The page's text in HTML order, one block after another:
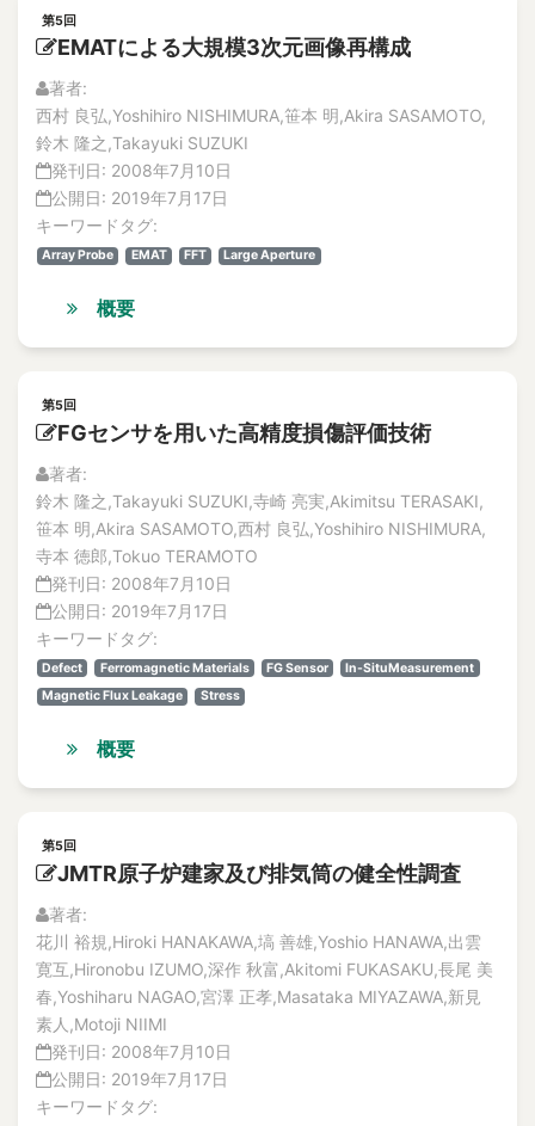
Accidents
accumulation
accuracy
Accuracy
ACE test
ACM-sensor
Acoustic diagnosis
Acoustic Emission
Acoustic Emission (AE)
Acoustic Emission Sensor
acoustic emission sensor
Acoustic Emission(AE)
Acoustic method
Acoustic monitoring
acoustic resonance
acoustic sensor
Acoustic source localization
Acoustoelastic effect
Action Plan for Safety improvement
Activated sludge
activation energy
Active fault
active faults
Active Heating
active neutron
Active Searching for contradictory evidence
Activity
Activity release
論文
解説記事
論文
No.2
特集記事
論文
解説記事
特集記事
論文
No.1
No.2
論文
解説記事
No.3
論文
解説記事
No.4
論文
Vol.16
No.1
No.2
No.3
論文
解説記事
No.4
論文
解説記事
Vol.15
第5回
EMATによる大規模3次元画像再構成
著者:
西村 良弘,Yoshihiro NISHIMURA,笹本 明,Akira SASAMOTO,
鈴木 隆之,Takayuki SUZUKI
発刊日: 2008年7月10日
公開日: 2019年7月17日
キーワードタグ:
Array Probe EMAT FFT Large Aperture
概要
第5回
FGセンサを用いた高精度損傷評価技術
著者:
鈴木 隆之,Takayuki SUZUKI,寺崎 亮実,Akimitsu TERASAKI,
笹本 明,Akira SASAMOTO,西村 良弘,Yoshihiro NISHIMURA,
寺本 徳郎,Tokuo TERAMOTO
発刊日: 2008年7月10日
公開日: 2019年7月17日
キーワードタグ:
Defect Ferromagnetic Materials FG Sensor
In-SituMeasurement
Magnetic Flux Leakage
Stress
概要
第5回
JMTR原子炉建家及び排気筒の健全性調査
著者:
花川 裕規,Hiroki HANAKAWA,塙 善雄,Yoshio HANAWA,出雲
寛互,Hironobu IZUMO,深作 秋富,Akitomi FUKASAKU,長尾 美
春,Yoshiharu NAGAO,宮澤 正孝,Masataka MIYAZAWA,新見
素人,Motoji NIIMI
発刊日: 2008年7月10日
公開日: 2019年7月17日
キーワードタグ: